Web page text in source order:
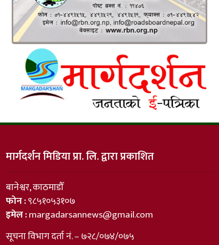
मार्गदर्शन मिडिया प्रा. लि. द्वारा प्रकाशित
बानेश्वर, काठमाडौँ
फोन :९८५१०५३१०७
इमेल :margadarsannews@gmail.com
सूचना विभाग दर्ता नं. – ७२८/०७४/०७५